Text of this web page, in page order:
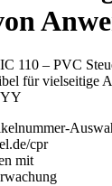
110 – PVC
für vielseitige
YY
cpr
mit